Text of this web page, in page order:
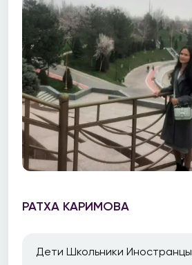
РАТХА КАРИМОВА
Дети Школьники Иностранцы